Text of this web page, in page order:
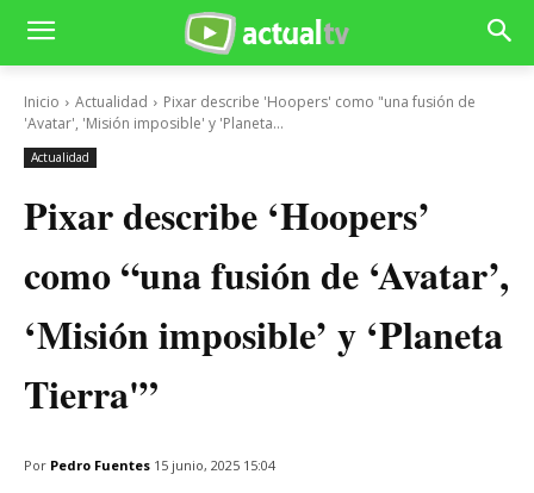
Inicio Actualidad
Pixar describe 'Hoopers' como "una fusión de
'Avatar', 'Misión imposible' y 'Planeta...
Actualidad
Pixar describe ‘Hoopers’
como “una fusión de ‘Avatar’,
‘Misión imposible’ y ‘Planeta
Tierra'”
Por Pedro Fuentes 15 junio, 2025 15:04